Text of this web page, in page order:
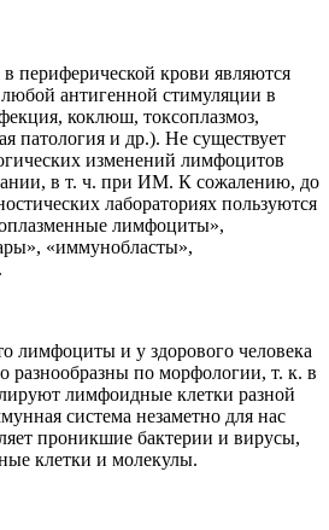
периферической крови являются
антигенной стимуляции в
коклюш, токсоплазмоз,
патология и др.). Не существует
изменений лимфоцитов
в т. ч. при ИМ. К сожалению, до
лабораториях пользуются
лимфоциты»,
«иммунобласты»,
лимфоциты и у здорового человека
разнообразны по морфологии, т. к. в
лимфоидные клетки разной
система незаметно для нас
проникшие бактерии и вирусы,
клетки и молекулы.